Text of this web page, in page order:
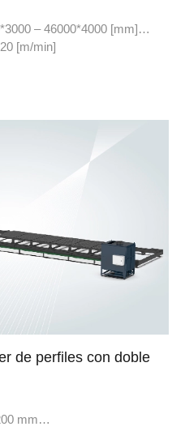
– 46000*4000 [mm]
[m/min]
de perfiles con doble
mm